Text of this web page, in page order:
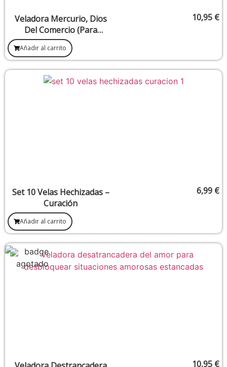
Veladora Mercurio, Dios
Del Comercio (Para
Potenciar Ventas Y
Conseguir El Éxito En Un
Negocio)
10,95 €
Añadir al carrito
Set 10 Velas Hechizadas –
Curación
6,99 €
Añadir al carrito
10,95 €